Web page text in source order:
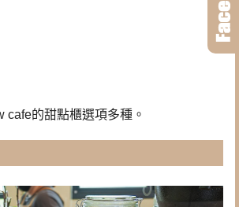
cafe的甜點櫃選項多種。